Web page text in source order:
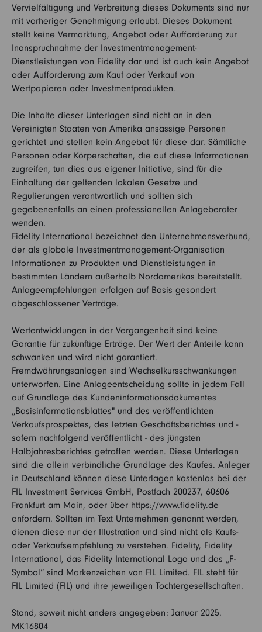
Vervielfältigung und Verbreitung dieses Dokuments sind nur
mit vorheriger Genehmigung erlaubt. Dieses Dokument
stellt keine Vermarktung, Angebot oder Aufforderung zur
Inanspruchnahme der Investmentmanagement-
Dienstleistungen von Fidelity dar und ist auch kein Angebot
oder Aufforderung zum Kauf oder Verkauf von
Wertpapieren oder Investmentprodukten.
Die Inhalte dieser Unterlagen sind nicht an in den
Vereinigten Staaten von Amerika ansässige Personen
gerichtet und stellen kein Angebot für diese dar. Sämtliche
Personen oder Körperschaften, die auf diese Informationen
zugreifen, tun dies aus eigener Initiative, sind für die
Einhaltung der geltenden lokalen Gesetze und
Regulierungen verantwortlich und sollten sich
gegebenenfalls an einen professionellen Anlageberater
wenden.
Fidelity International bezeichnet den Unternehmensverbund,
der als globale Investmentmanagement-Organisation
Informationen zu Produkten und Dienstleistungen in
bestimmten Ländern außerhalb Nordamerikas bereitstellt.
Anlageempfehlungen erfolgen auf Basis gesondert
abgeschlossener Verträge.
Wertentwicklungen in der Vergangenheit sind keine
Garantie für zukünftige Erträge. Der Wert der Anteile kann
schwanken und wird nicht garantiert.
Fremdwährungsanlagen sind Wechselkursschwankungen
unterworfen. Eine Anlageentscheidung sollte in jedem Fall
auf Grundlage des Kundeninformationsdokumentes
„Basisinformationsblattes" und des veröffentlichten
Verkaufsprospektes, des letzten Geschäftsberichtes und -
sofern nachfolgend veröffentlicht - des jüngsten
Halbjahresberichtes getroffen werden. Diese Unterlagen
sind die allein verbindliche Grundlage des Kaufes. Anleger
in Deutschland können diese Unterlagen kostenlos bei der
FIL Investment Services GmbH, Postfach 200237, 60606
Frankfurt am Main, oder über https://www.fidelity.de
anfordern. Sollten im Text Unternehmen genannt werden,
dienen diese nur der Illustration und sind nicht als Kaufs-
oder Verkaufsempfehlung zu verstehen. Fidelity, Fidelity
International, das Fidelity International Logo und das „F-
Symbol“ sind Markenzeichen von FIL Limited. FIL steht für
FIL Limited (FIL) und ihre jeweiligen Tochtergesellschaften.
Stand, soweit nicht anders angegeben: Januar 2025.
MK16804